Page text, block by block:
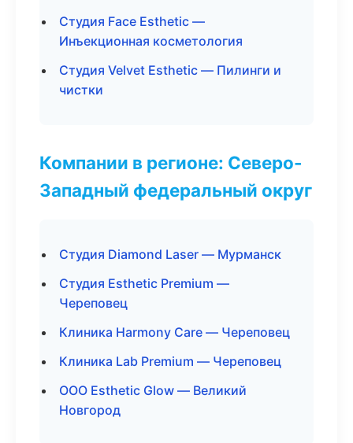
Студия Face Esthetic —
Инъекционная косметология
Студия Velvet Esthetic — Пилинги и
чистки
Компании в регионе: Северо-
Западный федеральный округ
Студия Diamond Laser — Мурманск
Студия Esthetic Premium —
Череповец
Клиника Harmony Care — Череповец
Клиника Lab Premium — Череповец
ООО Esthetic Glow — Великий
Новгород